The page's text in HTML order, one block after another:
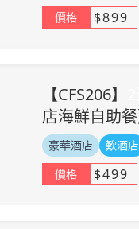
價格
$899
【CFS206】
店海鮮自助
豪華酒店
歎酒店
價格
$499